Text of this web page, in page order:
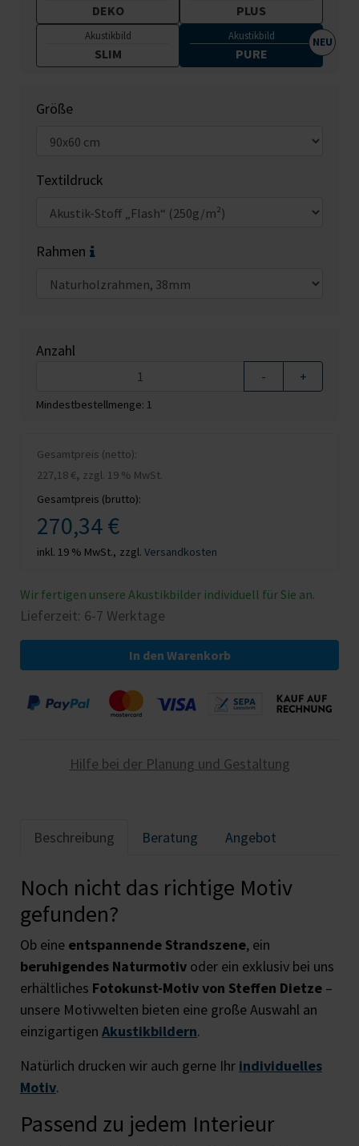
DEKO PLUS
Akustikbild
SLIM
Akustikbild
PURE
Größe
Textildruck
Rahmen
Anzahl
- +
Mindestbestellmenge: 1
Gesamtpreis (netto):
227,18 €, zzgl. 19 % MwSt.
Gesamtpreis (brutto):
270,34 €
inkl. 19 % MwSt., zzgl. Versandkosten
Wir fertigen unsere Akustikbilder individuell für Sie an.
Lieferzeit: 6-7 Werktage
In den Warenkorb
Hilfe bei der Planung und Gestaltung
Beschreibung Beratung Angebot
Noch nicht das richtige Motiv
gefunden?
Ob eine entspannende Strandszene, ein
beruhigendes Naturmotiv oder ein exklusiv bei uns
erhältliches Fotokunst-Motiv von Steffen Dietze –
unsere Motivwelten bieten eine große Auswahl an
einzigartigen Akustikbildern.
Natürlich drucken wir auch gerne Ihr individuelles
Motiv.
Passend zu jedem Interieur